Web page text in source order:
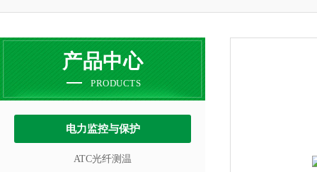
产品中心
PRODUCTS
电力监控与保护
ATC光纤测温